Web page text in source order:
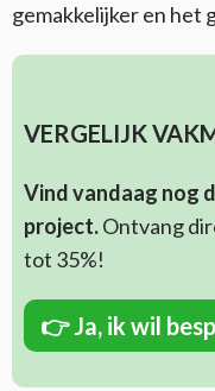
gemakkelijker en het
VERGELIJK
Vind vandaag nog
project.Ontvang
tot 35%!
👉Ja, ik wil